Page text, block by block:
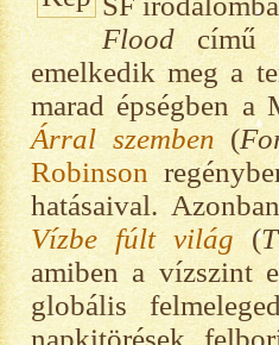
Flood című
emelkedik meg a
marad épségben a
Árral szemben (
Robinson
hatásaival.
Vízbe fúlt világ (
amiben a vízszint
globális
napkitörések